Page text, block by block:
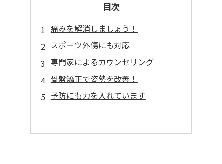
目次
痛みを解消しましょう！
スポーツ外傷にも対応
専門家によるカウンセリング
骨盤矯正で姿勢を改善！
予防にも力を入れています